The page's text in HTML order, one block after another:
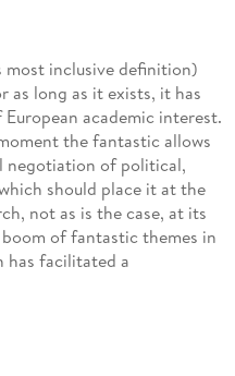
inclusive definition)
as long as it exists, it has
academic interest.
the fantastic allows
negotiation of political,
should place it at the
not as is the case, at its
of fantastic themes in
has facilitated a